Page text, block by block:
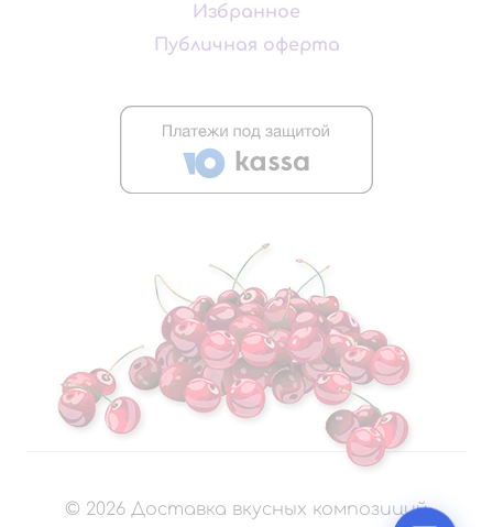
Избранное
Публичная оферта
© 2026 Доставка вкусных композиций